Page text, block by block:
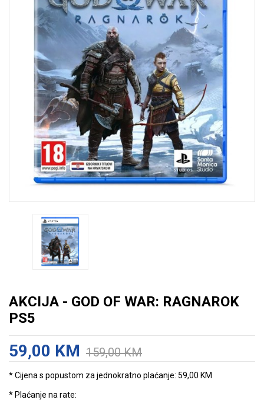
AKCIJA - GOD OF WAR: RAGNAROK
PS5
59,00 KM 159,00 KM
* Cijena s popustom za jednokratno plaćanje: 59,00 KM
* Plaćanje na rate: